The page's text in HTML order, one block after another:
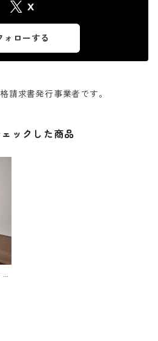
X
ォローする
請求書発行事業者です。
ックした商品